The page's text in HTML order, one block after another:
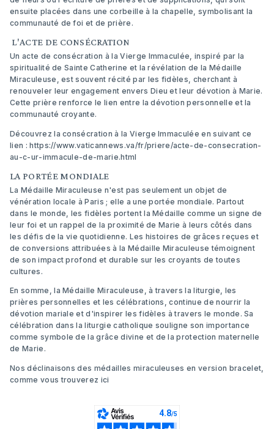
ensuite placées dans une corbeille à la chapelle, symbolisant la
communauté de foi et de prière.
L'ACTE DE CONSÉCRATION
Un acte de consécration à la Vierge Immaculée, inspiré par la
spiritualité de Sainte Catherine et la révélation de la Médaille
Miraculeuse, est souvent récité par les fidèles, cherchant à
renouveler leur engagement envers Dieu et leur dévotion à Marie.
Cette prière renforce le lien entre la dévotion personnelle et la
communauté croyante.
Découvrez la consécration à la Vierge Immaculée en suivant ce
lien :https://www.vaticannews.va/fr/priere/acte-de-consecration-
au-c-ur-immacule-de-marie.html
LA PORTÉE MONDIALE
La Médaille Miraculeuse n'est pas seulement un objet de
vénération locale à Paris ; elle a une portée mondiale. Partout
dans le monde, les fidèles portent la Médaille comme un signe de
leur foi et un rappel de la proximité de Marie à leurs côtés dans
les défis de la vie quotidienne. Les histoires de grâces reçues et
de conversions attribuées à la Médaille Miraculeuse témoignent
de son impact profond et durable sur les croyants de toutes
cultures.
En somme, la Médaille Miraculeuse, à travers la liturgie, les
prières personnelles et les célébrations, continue de nourrir la
dévotion mariale et d'inspirer les fidèles à travers le monde. Sa
célébration dans la liturgie catholique souligne son importance
comme symbole de la grâce divine et de la protection maternelle
de Marie.
Nos déclinaisons des médailles miraculeuses en version bracelet,
comme vous trouverez ici